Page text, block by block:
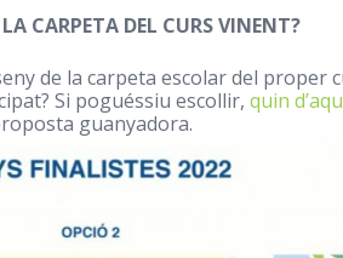
CARPETA DEL CURS VINENT?
de la carpeta escolar del proper
Si poguéssiu escollir, quin
guanyadora.